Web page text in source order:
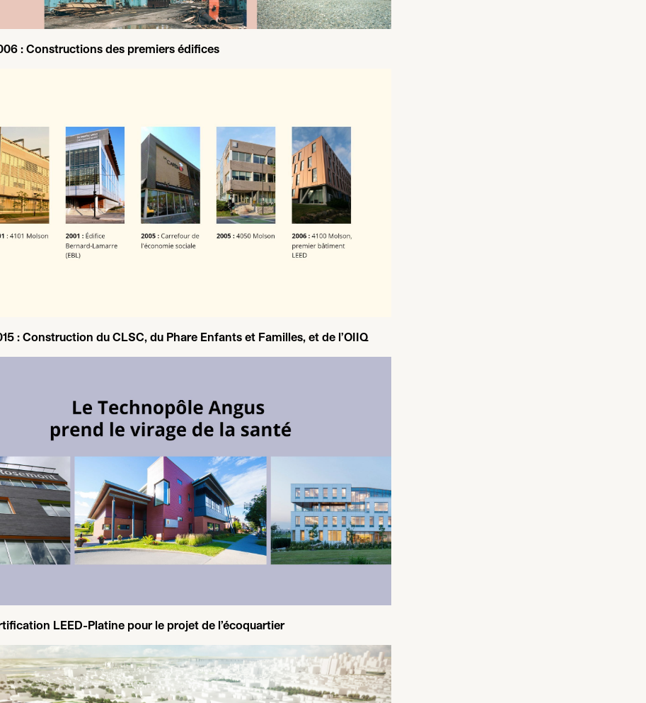
: Constructions des premiers édifices
: Construction du CLSC, du Phare Enfants et Familles, et de l’OIIQ
LEED-Platine pour le projet de l’écoquartier